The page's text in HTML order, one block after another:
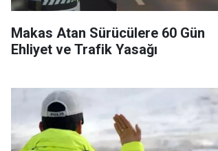
Makas Atan Sürücülere 60 Gün
Ehliyet ve Trafik Yasağı